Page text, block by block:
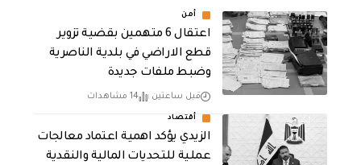
أمن
اعتقال 6 متهمين بقضية تزوير
قطع الاراضي في بلدية الناصرية
وضبط ملفات جديدة
قبل ساعتين 14 مشاهدات
أقتصاد
الزيدي يؤكد اهمية اعتماد معالجات
عملية للتحديات المالية والنقدية